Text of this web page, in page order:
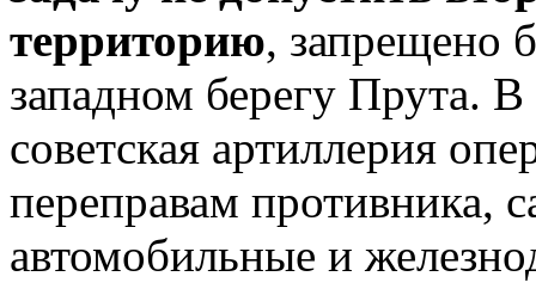
территорию, запрещено
западном берегу Прута. В
советская артиллерия
переправам противника,
автомобильные и